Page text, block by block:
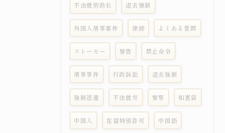
不法就劳助长 退去强制
外国人刑事案件 律师 よくある質問
ストーカー 警告 禁止命令
刑事事件 行政訴訟 退去強制
強制送還 不法就労 警察 知恵袋
中国人 在留特別許可 中国語